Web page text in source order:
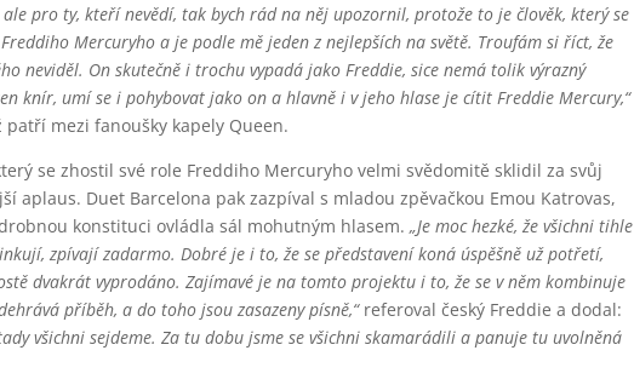
pro ty, kteří nevědí, tak bych rád na něj upozornil, protože to je člověk, který se
Mercuryho a je podle mě jeden z nejlepších na světě. Troufám si říct, že
neviděl. On skutečně i trochu vypadá jako Freddie, sice nemá tolik výrazný
knír, umí se i pohybovat jako on a hlavně i v jeho hlase je cítit Freddie Mercury,“
patří mezi fanoušky kapely Queen.
se zhostil své role Freddiho Mercuryho velmi svědomitě sklidil za svůj
aplaus. Duet Barcelona pak zazpíval s mladou zpěvačkou Emou Katrovas,
konstituci ovládla sál mohutným hlasem. „Je moc hezké, že všichni tihle
zpívají zadarmo. Dobré je i to, že se představení koná úspěšně už potřetí,
dvakrát vyprodáno. Zajímavé je na tomto projektu i to, že se v něm kombinuje
příběh, a do toho jsou zasazeny písně,“referoval český Freddie a dodal:
všichni sejdeme. Za tu dobu jsme se všichni skamarádili a panuje tu uvolněná